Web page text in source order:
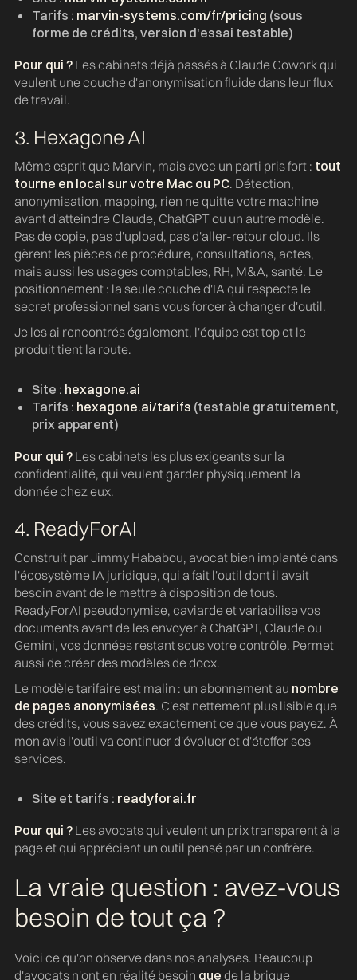
Tarifs : marvin-systems.com/fr/pricing (sous
forme de crédits, version d'essai testable)
Pour qui ? Les cabinets déjà passés à Claude Cowork qui
veulent une couche d'anonymisation fluide dans leur flux
de travail.
3. Hexagone AI
Même esprit que Marvin, mais avec un parti pris fort : tout
tourne en local sur votre Mac ou PC. Détection,
anonymisation, mapping, rien ne quitte votre machine
avant d'atteindre Claude, ChatGPT ou un autre modèle.
Pas de copie, pas d'upload, pas d'aller-retour cloud. Ils
gèrent les pièces de procédure, consultations, actes,
mais aussi les usages comptables, RH, M&A, santé. Le
positionnement : la seule couche d'IA qui respecte le
secret professionnel sans vous forcer à changer d'outil.
Je les ai rencontrés également, l'équipe est top et le
produit tient la route.
Site : hexagone.ai
Tarifs : hexagone.ai/tarifs (testable gratuitement,
prix apparent)
Pour qui ? Les cabinets les plus exigeants sur la
confidentialité, qui veulent garder physiquement la
donnée chez eux.
4. ReadyForAI
Construit par Jimmy Hababou, avocat bien implanté dans
l'écosystème IA juridique, qui a fait l'outil dont il avait
besoin avant de le mettre à disposition de tous.
ReadyForAI pseudonymise, caviarde et variabilise vos
documents avant de les envoyer à ChatGPT, Claude ou
Gemini, vos données restant sous votre contrôle. Permet
aussi de créer des modèles de docx.
Le modèle tarifaire est malin : un abonnement au nombre
de pages anonymisées. C'est nettement plus lisible que
des crédits, vous savez exactement ce que vous payez. À
mon avis l'outil va continuer d'évoluer et d'étoffer ses
services.
Site et tarifs : readyforai.fr
Pour qui ? Les avocats qui veulent un prix transparent à la
page et qui apprécient un outil pensé par un confrère.
La vraie question : avez-vous
besoin de tout ça ?
Voici ce qu'on observe dans nos analyses. Beaucoup
d'avocats n'ont en réalité besoin que de la brique